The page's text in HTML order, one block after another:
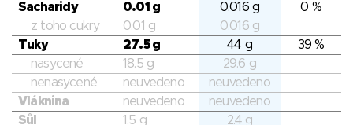
Sacharidy
0.01 g 0.016 g
0 %
z toho cukry
0.01 g
0.016 g
Tuky
27.5 g 44 g
39 %
nasycené
18.5 g
29.6 g
nenasycené
neuvedeno
neuvedeno
Vláknina
neuvedeno
neuvedeno
Sůl
1.5 g 2.4 g